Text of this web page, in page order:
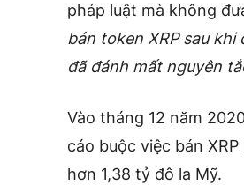
pháp luật mà không
bán token XRP sau
đã đánh mất nguyên
Vào tháng 12 năm
cáo buộc việc bán
hơn 1,38 tỷ đô la Mỹ.